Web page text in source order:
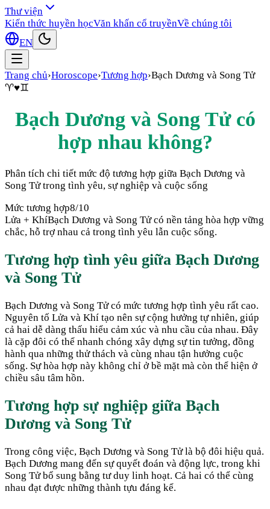
Thư viện
Kiến thức huyền họcVăn khấn cổ truyềnVề chúng tôi
EN
Trang chủ›Horoscope›Tương hợp›Bạch Dương và Song Tử
♈♥♊
Bạch Dương và Song Tửcó
hợp nhau không?
Phân tích chi tiết mức độ tương hợp giữa Bạch Dương và
Song Tửtrong tình yêu, sự nghiệp và cuộc sống
Mức tương hợp8/10
Lửa + KhíBạch Dương và Song Tử có nền tảng hòa hợp vững
chắc, hỗ trợ nhau cả trong tình yêu lẫn cuộc sống.
Tương hợp tình yêu giữa Bạch Dương
và Song Tử
Bạch Dương và Song Tử có mức tương hợp tình yêu rất cao.
Nguyên tố Lửa và Khí tạo nên sự cộng hưởng tự nhiên, giúp
cả hai dễ dàng thấu hiểu cảm xúc và nhu cầu của nhau. Đây
là cặp đôi có thể nhanh chóng xây dựng sự tin tưởng, đồng
hành qua những thử thách và cùng nhau tận hưởng cuộc
sống. Sự hòa hợp này không chỉ ở bề mặt mà còn thể hiện ở
chiều sâu tâm hồn.
Tương hợp sự nghiệp giữa Bạch
Dương và Song Tử
Trong công việc, Bạch Dương và Song Tử là bộ đôi hiệu quả.
Bạch Dương mang đến sự quyết đoán và động lực, trong khi
Song Tử bổ sung bằng tư duy linh hoạt. Cả hai có thể cùng
nhau đạt được những thành tựu đáng kể.